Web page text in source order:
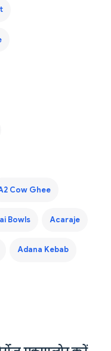
Cow Ghee
Bowls Acaraje
Adana Kebab